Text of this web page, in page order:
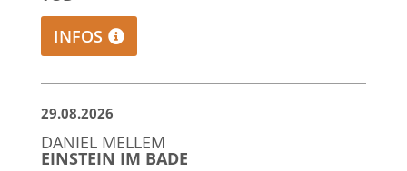
INFOS
29.08.2026
DANIEL MELLEM
EINSTEIN IM BADE